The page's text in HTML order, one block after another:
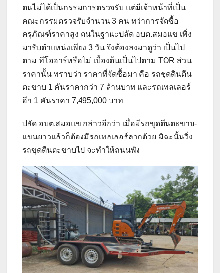
ตนไม่ได้เป็นกรรมการตรวจรับ แต่มีเจ้าหน้าที่เป็น
คณะกรรมตรวจรับจำนวน 3 คน ทว่าการจัดซื้อ
ครุภัณฑ์ราคาสูง ตนในฐานะปลัด อบต.สมอแข เพิ่ง
มารับตำแหน่งเพียง 3 วัน จึงต้องลงมาดูว่า เป็นไป
ตาม ทีโออาร์หรือไม่ เบื้องต้นเป็นไปตาม TOR ส่วน
ราคานั้น ทราบว่า ราคาที่จัดซื้อมา คือ รถชุดดินตีน
ตะขาบ 1 คันราคากว่า 7 ล้านบาท และรถเทลเลอร์
อีก 1 คันราคา 7,495,000 บาท
ปลัด อบต.สมอแข กล่าวอีกว่า เมื่อมีรถขุดตีนตะขาบ-
แขนยาวแล้วก็ต้องมีรถเทลเลอร์ลากด้วย มิฉะนั้นวิ่ง
รถขุดตีนตะขาบไป จะทำให้ถนนพัง